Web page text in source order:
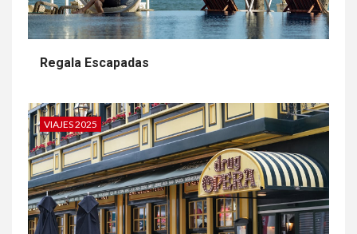
Regala Escapadas
VIAJES 2025